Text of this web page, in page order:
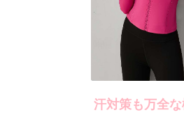
汗対策も万全